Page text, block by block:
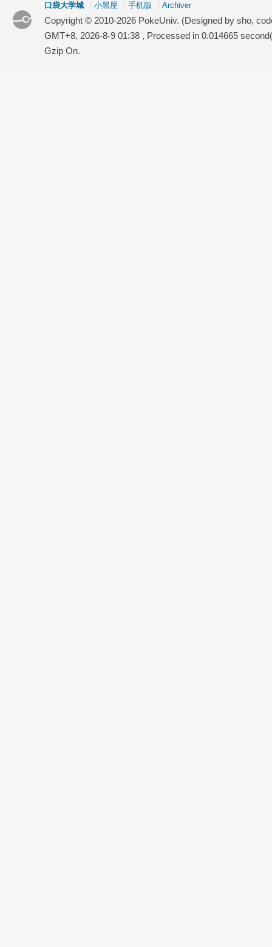
口袋大学城 小黑屋 手机版 Archiver
Copyright © 2010-2026 PokeUniv. (Designed by sho,
GMT+8, 2026-8-9 01:38 , Processed in 0.014665
Gzip On.